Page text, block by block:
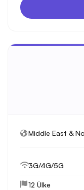
Middle East &
3G/4G/5G
12 Ülke